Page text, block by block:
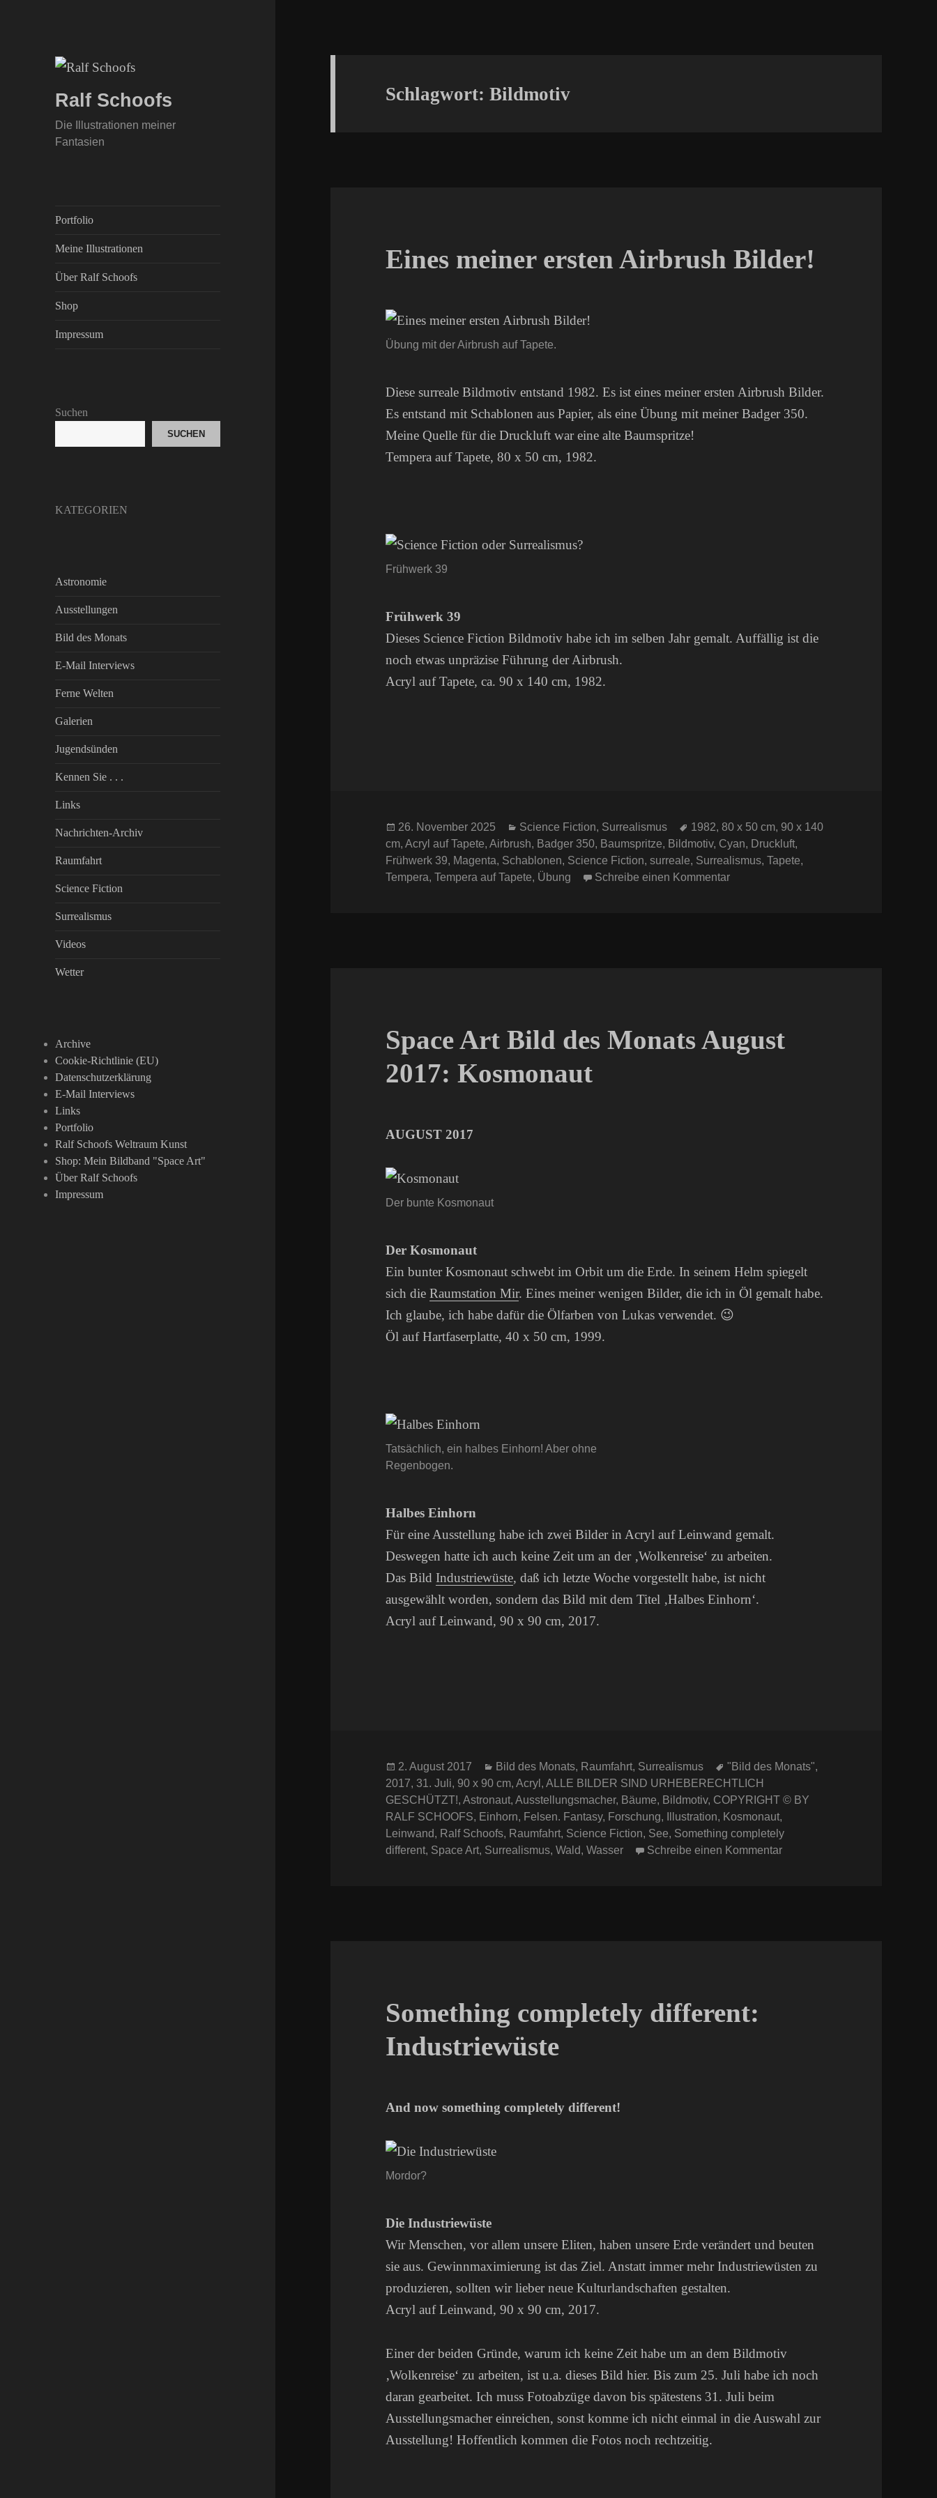
Ralf Schoofs
Die Illustrationen meiner
Fantasien
Portfolio
Meine Illustrationen
Über Ralf Schoofs
Shop
Impressum
Suchen
SUCHEN
KATEGORIEN
Astronomie
Ausstellungen
Bild des Monats
E-Mail Interviews
Ferne Welten
Galerien
Jugendsünden
Kennen Sie . . .
Links
Nachrichten-Archiv
Raumfahrt
Science Fiction
Surrealismus
Videos
Wetter
Archive
Cookie-Richtlinie (EU)
Datenschutzerklärung
E-Mail Interviews
Links
Portfolio
Ralf Schoofs Weltraum Kunst
Shop: Mein Bildband "Space Art"
Über Ralf Schoofs
Impressum
Schlagwort:Bildmotiv
Eines meiner ersten Airbrush Bilder!
Übung mit der Airbrush auf Tapete.
Diese surreale Bildmotiv entstand 1982. Es ist eines meiner ersten Airbrush Bilder.
Es entstand mit Schablonen aus Papier, als eine Übung mit meiner Badger 350.
Meine Quelle für die Druckluft war eine alte Baumspritze!
Tempera auf Tapete, 80 x 50 cm, 1982.
Frühwerk 39
Frühwerk 39
Dieses Science Fiction Bildmotiv habe ich im selben Jahr gemalt. Auffällig ist die
noch etwas unpräzise Führung der Airbrush.
Acryl auf Tapete, ca. 90 x 140 cm, 1982.
Veröffentlicht
am
26. November 2025 Kategorien
Science Fiction, Surrealismus Schlagwörter
1982,80 x 50 cm, 90 x 140
cm,Acryl auf Tapete,Airbrush, Badger 350, Baumspritze, Bildmotiv, Cyan, Druckluft,
Frühwerk 39, Magenta, Schablonen, Science Fiction,surreale, Surrealismus,Tapete,
Tempera,Tempera auf Tapete, Übung Schreibe einen Kommentarzu Eines meiner ersten Airbrush Bilder!
Space Art Bild des Monats August
2017: Kosmonaut
AUGUST 2017
Der bunte Kosmonaut
Der Kosmonaut
Ein bunter Kosmonaut schwebt im Orbit um die Erde. In seinem Helm spiegelt
sich dieRaumstation Mir. Eines meiner wenigen Bilder, die ich in Öl gemalt habe.
Ich glaube, ich habe dafür die Ölfarben von Lukas verwendet. 😉
Öl auf Hartfaserplatte, 40 x 50 cm, 1999.
Tatsächlich, ein halbes Einhorn! Aber ohne
Regenbogen.
Halbes Einhorn
Für eine Ausstellung habe ich zwei Bilder in Acryl auf Leinwand gemalt.
Deswegen hatte ich auch keine Zeit um an der ‚Wolkenreise‘ zu arbeiten.
Das BildIndustriewüste, daß ich letzte Woche vorgestellt habe, ist nicht
ausgewählt worden, sondern das Bild mit dem Titel ‚Halbes Einhorn‘.
Acryl auf Leinwand, 90 x 90 cm, 2017.
Veröffentlicht
am
2. August 2017 Kategorien
Bild des Monats, Raumfahrt, Surrealismus Schlagwörter
"Bild des Monats",
2017,31. Juli, 90 x 90 cm,Acryl ,ALLE BILDER SIND URHEBERECHTLICH
GESCHÜTZT!,Astronaut,Ausstellungsmacher, Bäume, Bildmotiv, COPYRIGHT © BY
RALF SCHOOFS, Einhorn, Felsen. Fantasy, Forschung, Illustration, Kosmonaut,
Leinwand, Ralf Schoofs, Raumfahrt, Science Fiction, See, Something completely
different, Space Art, Surrealismus,Wald,Wasser Schreibe einen Kommentarzu Space Art Bild des Monats
Something completely different:
Industriewüste
And now something completely different!
Mordor?
Die Industriewüste
Wir Menschen, vor allem unsere Eliten, haben unsere Erde verändert und beuten
sie aus. Gewinnmaximierung ist das Ziel. Anstatt immer mehr Industriewüsten zu
produzieren, sollten wir lieber neue Kulturlandschaften gestalten.
Acryl auf Leinwand, 90 x 90 cm, 2017.
Einer der beiden Gründe, warum ich keine Zeit habe um an dem Bildmotiv
‚Wolkenreise‘ zu arbeiten, ist u.a. dieses Bild hier. Bis zum 25. Juli habe ich noch
daran gearbeitet. Ich muss Fotoabzüge davon bis spätestens 31. Juli beim
Ausstellungsmacher einreichen, sonst komme ich nicht einmal in die Auswahl zur
Ausstellung! Hoffentlich kommen die Fotos noch rechtzeitig.